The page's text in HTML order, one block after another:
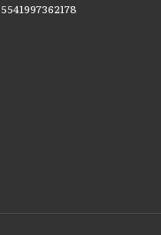
5541997362178